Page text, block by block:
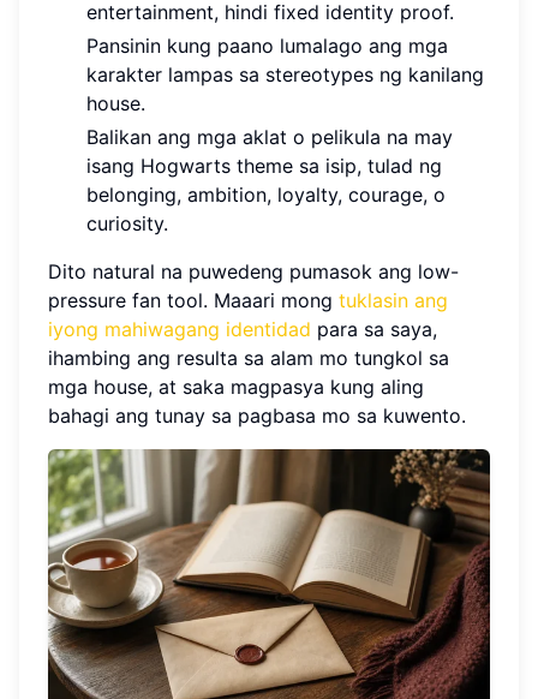
entertainment, hindi fixed identity proof.
Pansinin kung paano lumalago ang mga
karakter lampas sa stereotypes ng kanilang
house.
Balikan ang mga aklat o pelikula na may
isang Hogwarts theme sa isip, tulad ng
belonging, ambition, loyalty, courage, o
curiosity.
Dito natural na puwedeng pumasok ang low-
pressure fan tool. Maaari mong tuklasin ang
iyong mahiwagang identidad para sa saya,
ihambing ang resulta sa alam mo tungkol sa
mga house, at saka magpasya kung aling
bahagi ang tunay sa pagbasa mo sa kuwento.